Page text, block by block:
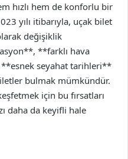
hızlı hem de konforlu bir
yılı itibarıyla, uçak bilet
değişiklik
**farklı hava
**esnek seyahat tarihleri**
bulmak mümkündür.
için bu fırsatları
daha da keyifli hale